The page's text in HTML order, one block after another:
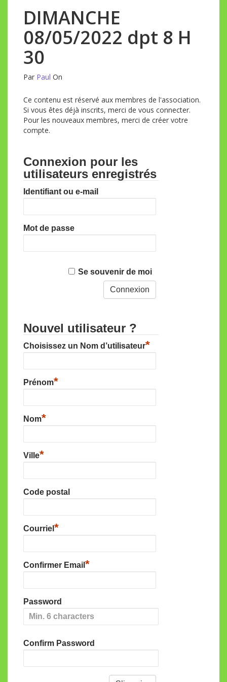
DIMANCHE
08/05/2022 dpt 8 H
30
Par Paul On
Ce contenu est réservé aux membres de l'association.
Si vous êtes déjà inscrits, merci de vous connecter.
Pour les nouveaux membres, merci de créer votre
compte.
Connexion pour les
utilisateurs enregistrés
Identifiant ou e-mail
Mot de passe
Se souvenir de moi
Nouvel utilisateur ?
Choisissez un Nom d’utilisateur*
Prénom*
Nom*
Ville*
Code postal
Courriel *
Confirmer Email *
Password
Confirm Password